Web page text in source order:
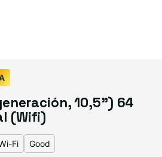
10,5") 64
(Wifi)
Fi Good